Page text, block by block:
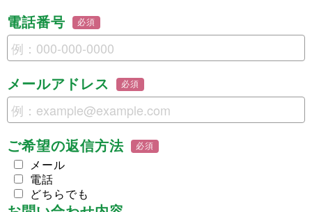
電話番号 必須
メールアドレス 必須
ご希望の返信方法 必須
メール
電話
どちらでも